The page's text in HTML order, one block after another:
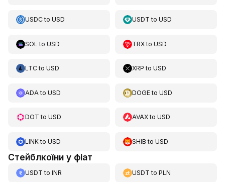
USDCto USD USDT toUSD
SOL to USD TRXtoUSD
LTCto USD XRP toUSD
ADA to USD DOGEtoUSD
DOT to USD AVAXtoUSD
LINKto USD SHIB toUSD
Стейблкоїни у фіат
USDT to INR USDT toPLN